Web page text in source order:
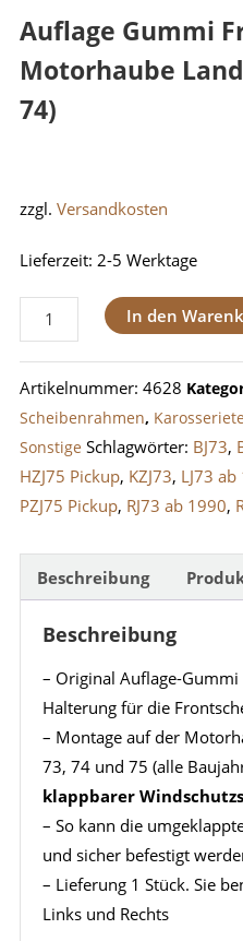
Auflage Gummi
Motorhaube
74)
zzgl. Versandkosten
Lieferzeit: 2-5 Werktage
Auflage
Gummi
Frontscheibe
auf
Motorhaube
LandCruiser
J7
(70
74)
Menge
In den
Artikelnummer: 4628
Scheibenrahmen,
Sonstige Schlagwörter: BJ73,
HZJ75 Pickup, KZJ73, LJ73
PZJ75 Pickup, RJ73 ab 1990,
Beschreibung
Beschreibung
– Original Auflage-
Halterung für die
– Montage auf der
73, 74 und 75 (alle
klappbarer
– So kann die
und sicher befestigt
– Lieferung 1 Stück. Sie
Links und Rechts